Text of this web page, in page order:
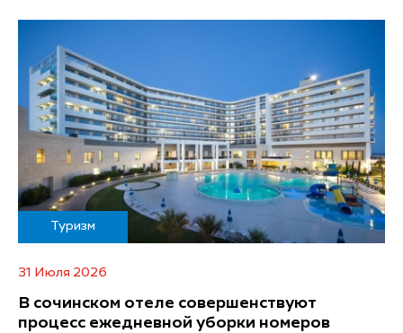
Туризм
31 Июля 2026
В сочинском отеле совершенствуют
процесс ежедневной уборки номеров